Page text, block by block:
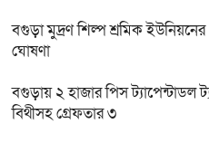
বগুড়া মুদ্রণ শিল্প শ্রমিক ইউনিয়নের
ঘোষণা
বগুড়ায় ২ হাজার পিস ট্যাপেন্টাডল
বিথীসহ গ্রেফতার ৩